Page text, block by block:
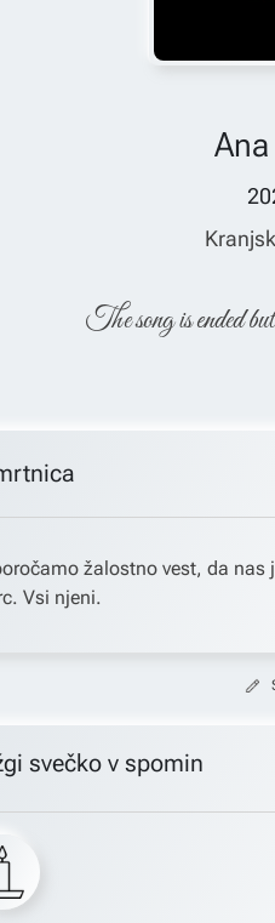
The song is ended
žalostno vest, da nas
Vsi njeni.
svečko v spomin